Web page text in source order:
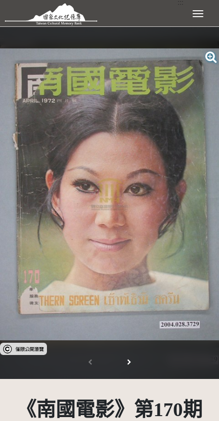
跳到主要內容區塊 展開選單
受著作權法保護-僅限於本平台有限度公開瀏覽
《南國電影》第170期